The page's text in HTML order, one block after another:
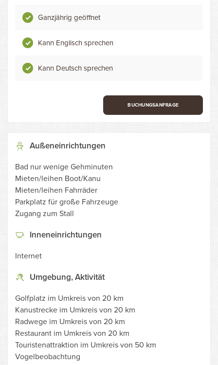
Ganzjährig geöffnet
Kann Englisch sprechen
Kann Deutsch sprechen
BUCHUNGSANFRAGE
Außeneinrichtungen
Bad nur wenige Gehminuten
Mieten/leihen Boot/Kanu
Mieten/leihen Fahrräder
Parkplatz für große Fahrzeuge
Zugang zum Stall
Inneneinrichtungen
Internet
Umgebung, Aktivität
Golfplatz im Umkreis von 20 km
Kanustrecke im Umkreis von 20 km
Radwege im Umkreis von 20 km
Restaurant im Umkreis von 20 km
Touristenattraktion im Umkreis von 50 km
Vogelbeobachtung